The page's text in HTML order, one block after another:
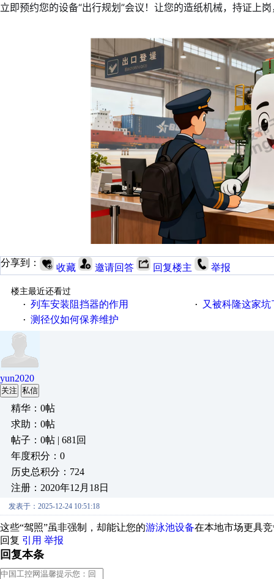
立即预约您的设备“出行规划”会议！让您的造纸机械，持证上
分享到： 收藏 邀请回答 回复楼主 举报
楼主最近还看过
· 列车安装阻挡器的作用 · 又被科隆这家坑
· 测径仪如何保养维护
yun2020
关注 私信
精华：0帖
求助：0帖
帖子：0帖 | 681回
年度积分：0
历史总积分：724
注册：2020年12月18日
发表于：2025-12-24 10:51:18
这些“驾照”虽非强制，却能让您的游泳池设备在本地市场更具
回复 引用 举报
回复本条